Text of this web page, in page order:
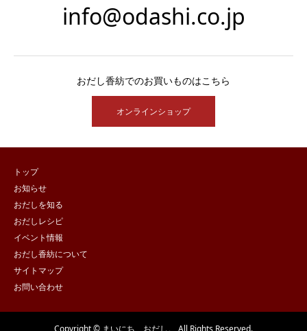
info@odashi.co.jp
おだし香紡でのお買いものはこちら
オンラインショップ
トップ
お知らせ
おだしを知る
おだしレシピ
イベント情報
おだし香紡について
サイトマップ
お問い合わせ
Copyright © まいにち、おだし。 All Rights Reserved.